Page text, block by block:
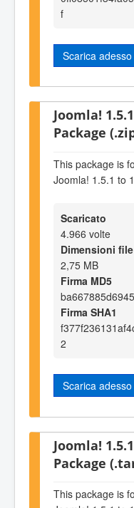
f
Scarica adesso
Joomla!
Package
This package is
Joomla! 1.5.1 to
Scaricato
4.966 volte
Dimensioni file
2,75 MB
Firma MD5
Firma SHA1
2
Scarica adesso
Joomla!
Package
This package is